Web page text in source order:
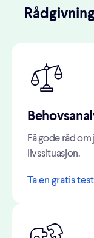
Få gode råd
livssituasjon.
Ta en gratis test